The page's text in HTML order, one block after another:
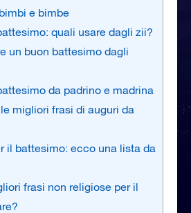
e bimbe
quali usare dagli zii?
un buon battesimo dagli
da padrino e madrina
migliori frasi di auguri da
il battesimo: ecco una lista da
frasi non religiose per il